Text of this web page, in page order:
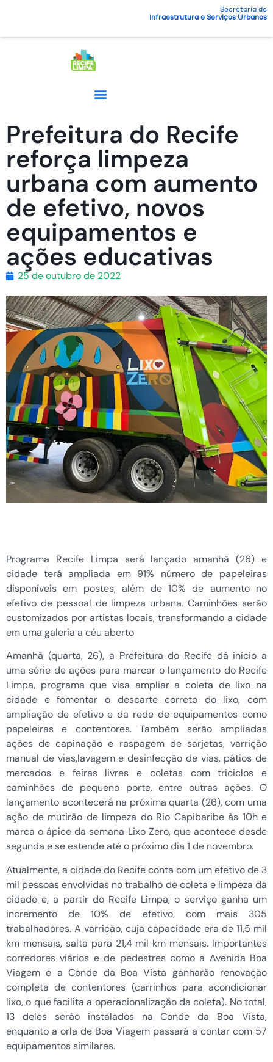
Secretaria de
Infraestrutura e Serviços Urbanos
Prefeitura do Recife
reforça limpeza
urbana com aumento
de efetivo, novos
equipamentos e
ações educativas
25 de outubro de 2022
Programa Recife Limpa será lançado amanhã (26) e
cidade terá ampliada em 91% número de papeleiras
disponíveis em postes, além de 10% de aumento no
efetivo de pessoal de limpeza urbana. Caminhões serão
customizados por artistas locais, transformando a cidade
em uma galeria a céu aberto
Amanhã (quarta, 26), a Prefeitura do Recife dá início a
uma série de ações para marcar o lançamento do Recife
Limpa, programa que visa ampliar a coleta de lixo na
cidade e fomentar o descarte correto do lixo, com
ampliação de efetivo e da rede de equipamentos como
papeleiras e contentores. Também serão ampliadas
ações de capinação e raspagem de sarjetas, varrição
manual de vias,lavagem e desinfecção de vias, pátios de
mercados e feiras livres e coletas com triciclos e
caminhões de pequeno porte, entre outras ações. O
lançamento acontecerá na próxima quarta (26), com uma
ação de mutirão de limpeza do Rio Capibaribe às 10h e
marca o ápice da semana Lixo Zero, que acontece desde
segunda e se estende até o próximo dia 1 de novembro.
Atualmente, a cidade do Recife conta com um efetivo de 3
mil pessoas envolvidas no trabalho de coleta e limpeza da
cidade e, a partir do Recife Limpa, o serviço ganha um
incremento de 10% de efetivo, com mais 305
trabalhadores. A varrição, cuja capacidade era de 11,5 mil
km mensais, salta para 21,4 mil km mensais. Importantes
corredores viários e de pedestres como a Avenida Boa
Viagem e a Conde da Boa Vista ganharão renovação
completa de contentores (carrinhos para acondicionar
lixo, o que facilita a operacionalização da coleta). No total,
13 deles serão instalados na Conde da Boa Vista,
enquanto a orla de Boa Viagem passará a contar com 57
equipamentos similares.